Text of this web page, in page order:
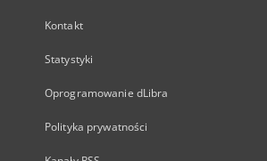
Kontakt
Statystyki
Oprogramowanie dLibra
Polityka prywatności